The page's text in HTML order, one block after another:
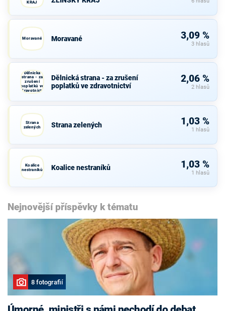
KRAJ
Moravané Moravané 3,09 %
3 hlasů
Dělnická
strana - za
zrušení
poplatků ve
zdravotnictví
Dělnická strana - za zrušení
poplatků ve zdravotnictví
2,06 %
2 hlasů
Strana
zelených
Strana zelených 1,03 %
1 hlasů
Koalice
nestraníků
Koalice nestraníků 1,03 %
1 hlasů
Nejnovější příspěvky k tématu
8 fotografií